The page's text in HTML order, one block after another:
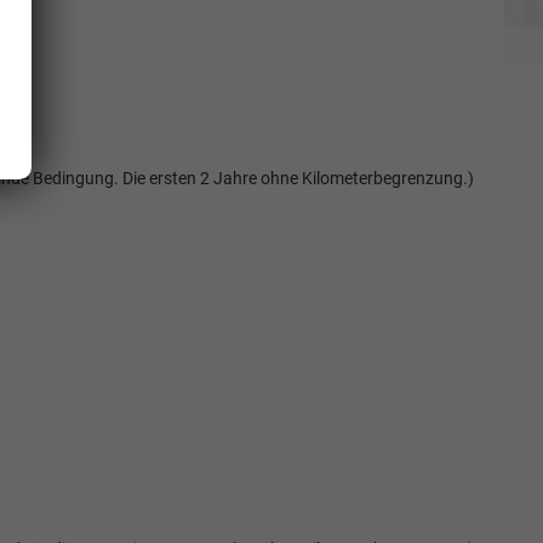
Bedingung. Die ersten 2 Jahre ohne Kilometerbegrenzung.)